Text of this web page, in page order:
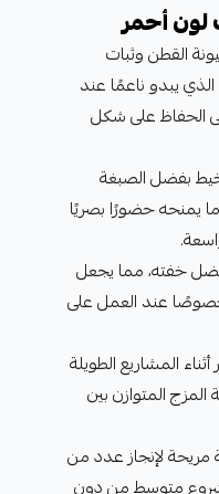
لون أحمر
القطن وثبات
يبدو ناعمًا عند
الحفاظ على شكل
بفضل الصبغة
يمنحه حضورًا بصريًا
خفته، مما يجعل
عند العمل على
المشاريع الطويلة
المتوازن بين
330 متر مساحة مريحة لإنجاز عدد من
متوسط من دون